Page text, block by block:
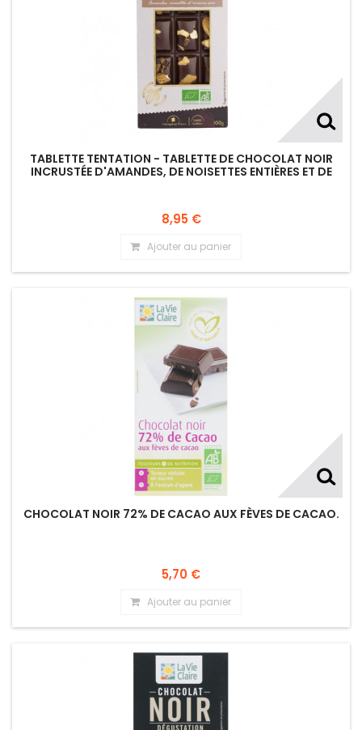
TABLETTE TENTATION - TABLETTE DE CHOCOLAT NOIR
INCRUSTÉE D'AMANDES, DE NOISETTES ENTIÈRES ET DE
8,95 €
Ajouter au panier
CHOCOLAT NOIR 72% DE CACAO AUX FÈVES DE CACAO.
5,70 €
Ajouter au panier